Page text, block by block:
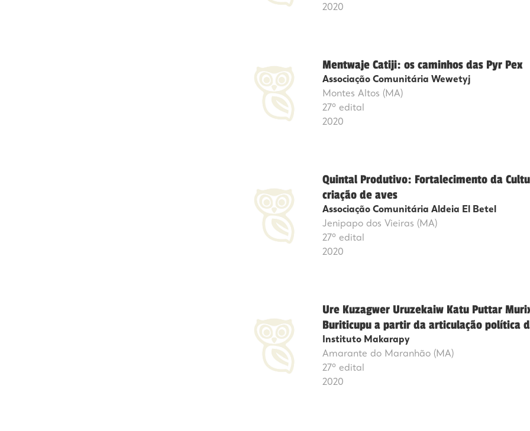
2020
Mentwaje Catiji: os caminhos das Pyr Pex
Associação Comunitária Wewetyj
Montes Altos (MA)
27º edital
2020
Quintal Produtivo: Fortalecimento da
criação de aves
Associação Comunitária Aldeia El Betel
Jenipapo dos Vieiras (MA)
27º edital
2020
Ure Kuzagwer Uruzekaiw Katu Puttar
Buriticupu a partir da articulação política
Instituto Makarapy
Amarante do Maranhão (MA)
27º edital
2020